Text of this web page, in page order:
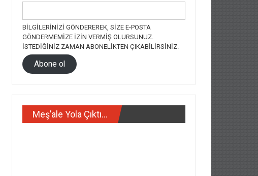
BILGILERINIZI GÖNDEREREK, SIZE E-POSTA
GÖNDERMEMIZE IZIN VERMIŞ OLURSUNUZ.
İSTEDIĞINIZ ZAMAN ABONELIKTEN ÇIKABILIRSINIZ.
Abone ol
Meş’ale Yola Çıktı…